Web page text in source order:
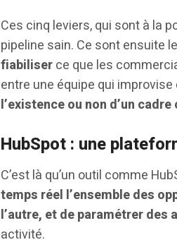
Ces cinq leviers, qui sont à la
pipeline sain. Ce sont ensuite
fiabiliserce que les
entre une équipe qui
l’existence ou non d’un
HubSpot : une
C’est là qu’un outil comme
temps réel l’ensemble des
l’autre, et de paramétrer
activité.